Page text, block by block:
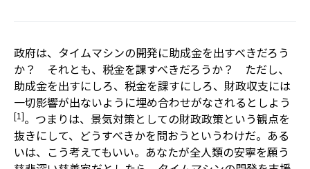
政府は、タイムマシンの開発に助成金を出すべきだろう
か？ それとも、税金を課すべきだろうか？ ただし、
助成金を出すにしろ、税金を課すにしろ、財政収支には
一切影響が出ないように埋め合わせがなされるとしよう
[1]。つまりは、景気対策としての財政政策という観点を
抜きにして、どうすべきかを問おうというわけだ。ある
いは、こう考えてもいい。あなたが全人類の安寧を願う